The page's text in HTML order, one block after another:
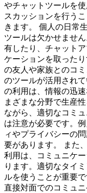
やチャットツールを
スカッションを行う
きます。 個人の日常
ツールは欠かせませ
有したり、チャット
ケーションを取った
の友人や家族とのコ
のツールが活用され
の利用は、情報の迅
まざまな分野で生産
ながら、適切なコミ
は注意が必要です。
ィやプライバシーの
要があります。 また
利用は、コミュニケ
ります。適切なタイ
ルを使うことが重要
直接対面でのコミュ